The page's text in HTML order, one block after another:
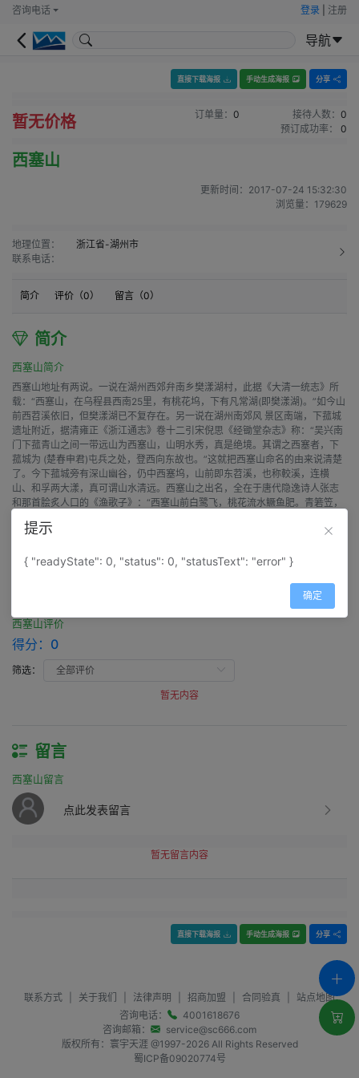
咨询电话 登录 注册
导航
直接下载海报 手动生成海报 分享
暂无价格 订单量： 0 接待人数： 0
预订成功率：
0
西塞山
更新时间： 2017-07-24 15:32:30
浏览量： 179629
地理位置：
浙江省-湖州市
联系电话：
简介 评价（0） 留言（0）
简介
西塞山简介
西塞山地址有两说。一说在湖州西郊弁南乡樊漾湖村，此据《大清一统志》所
载：“西塞山，在乌程县西南25里，有桃花坞，下有凡常湖(即樊漾湖)。”如今山
前西苕溪依旧，但樊漾湖已不复存在。另一说在湖州南郊风 景区南端，下菰城
遗址附近，据清雍正《浙江通志》卷十二引宋倪思《经锄堂杂志》称：“吴兴南
门下菰青山之间一带远山为西塞山，山明水秀，真是绝境。其谓之西塞者，下
菰城为 (楚春申君)屯兵之处，登西向东故也。”这就把西塞山命名的由来说清楚
了。今下菰城旁有深山幽谷，仍中西塞坞，山前即东苕溪，也称較溪，连横
山、和孚两大漾，真可谓山水清远。西塞山之出名，全在于唐代隐逸诗人张志
和那首脍炙人口的《渔歌子》：“西塞山前白鹭飞，桃花流水鳜鱼肥。青箬笠，
此词传到日本，平安朝嵯峨天皇就有和词5首，它同唐张继写苏州寒山寺的那首
西塞山评价
得分： 0
筛选：
暂无内容
留言
西塞山留言
点此发表留言
暂无留言内容
直接下载海报 手动生成海报 分享
联系方式 关于我们 法律声明 招商加盟 合同验真
站点地图
咨询电话：
4001618676
咨询邮箱：
service@sc666.com
版权所有：寰宇天涯 @1997-2026All Rights Reserved
蜀ICP备09020774号
提示
{ "readyState": 0, "status": 0, "statusText": "error" }
确定